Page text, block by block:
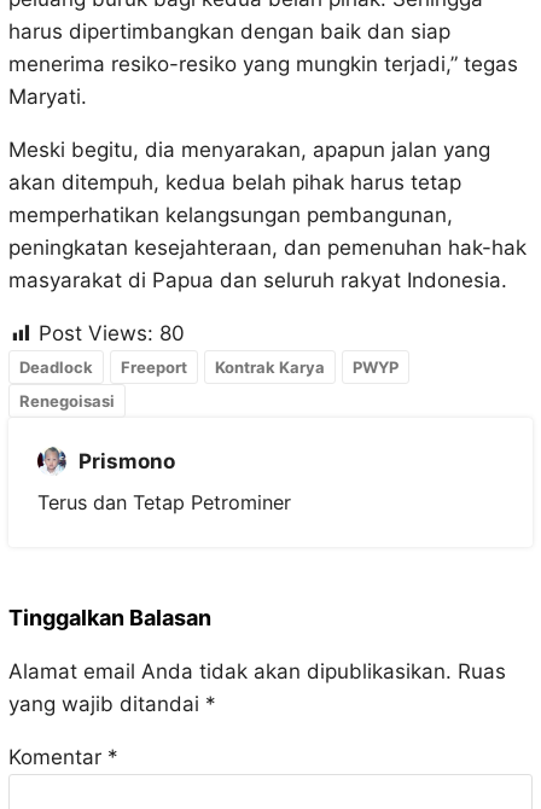
harus dipertimbangkan dengan baik dan siap
menerima resiko-resiko yang mungkin terjadi,” tegas
Maryati.
Meski begitu, dia menyarakan, apapun jalan yang
akan ditempuh, kedua belah pihak harus tetap
memperhatikan kelangsungan pembangunan,
peningkatan kesejahteraan, dan pemenuhan hak-hak
masyarakat di Papua dan seluruh rakyat Indonesia.
Post Views: 80
Deadlock Freeport Kontrak Karya
PWYP
Renegoisasi
Prismono
Terus dan Tetap Petrominer
Tinggalkan Balasan
Alamat email Anda tidak akan dipublikasikan. Ruas
yang wajib ditandai *
Komentar *